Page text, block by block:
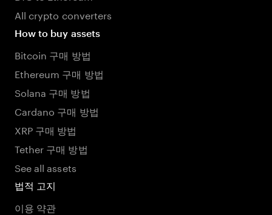
All crypto converters
How to buy assets
Bitcoin 구매 방법
Ethereum 구매 방법
Solana 구매 방법
Cardano 구매 방법
XRP 구매 방법
Tether 구매 방법
See all assets
법적 고지
이용 약관